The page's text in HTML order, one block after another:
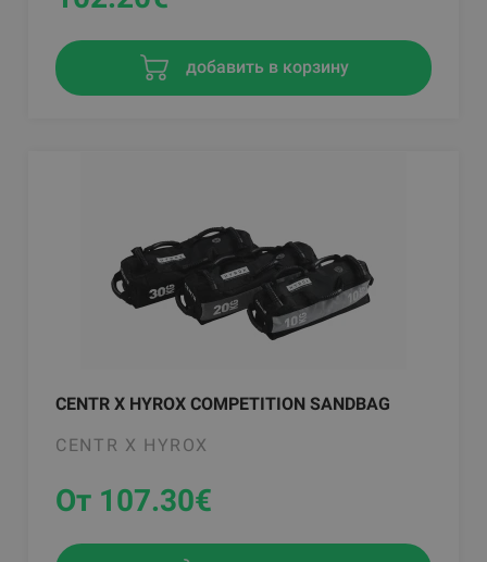
добавить в корзину
CENTR X HYROX COMPETITION SANDBAG
CENTR X HYROX
От 107.30€